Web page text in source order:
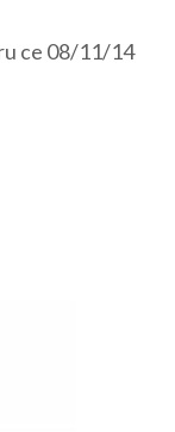
ce 08/11/14